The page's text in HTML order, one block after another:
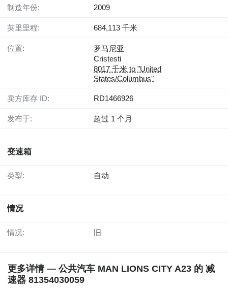
制造年份: 2009
英里里程: 684,113 千米
位置:
罗马尼亚
Cristesti
8017 千米 to "United
States/Columbus"
卖方库存 ID: RD1466926
发布于: 超过 1 个月
变速箱
类型: 自动
情况
情况: 旧
更多详情 — 公共汽车 MAN LIONS CITY A23 的 减
速器 81354030059